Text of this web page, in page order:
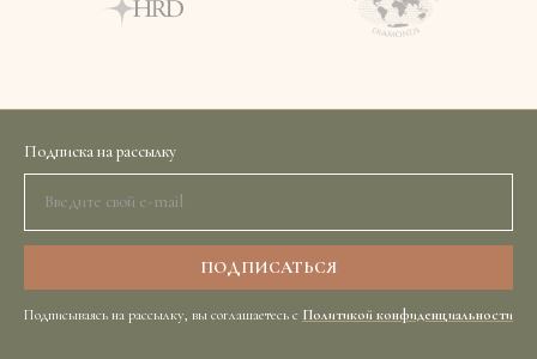
Подписка на рассылку
Подписываясь на рассылку, вы соглашаетесь с Политикой конфиденциальности